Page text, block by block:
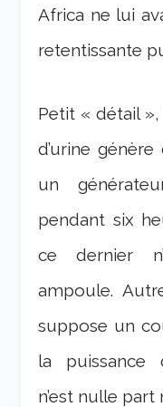
Africa ne lui
retentissante
Petit « détail
d’urine
un
pendant six
ce dernier
ampoule.
suppose un
la puissance
n’est nulle